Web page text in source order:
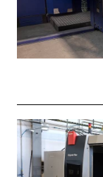
Laserleistung
Max.
Maschinengewicht
Baujahr:
Max.
Max. Werkstückbreite
Max. Blechdicke